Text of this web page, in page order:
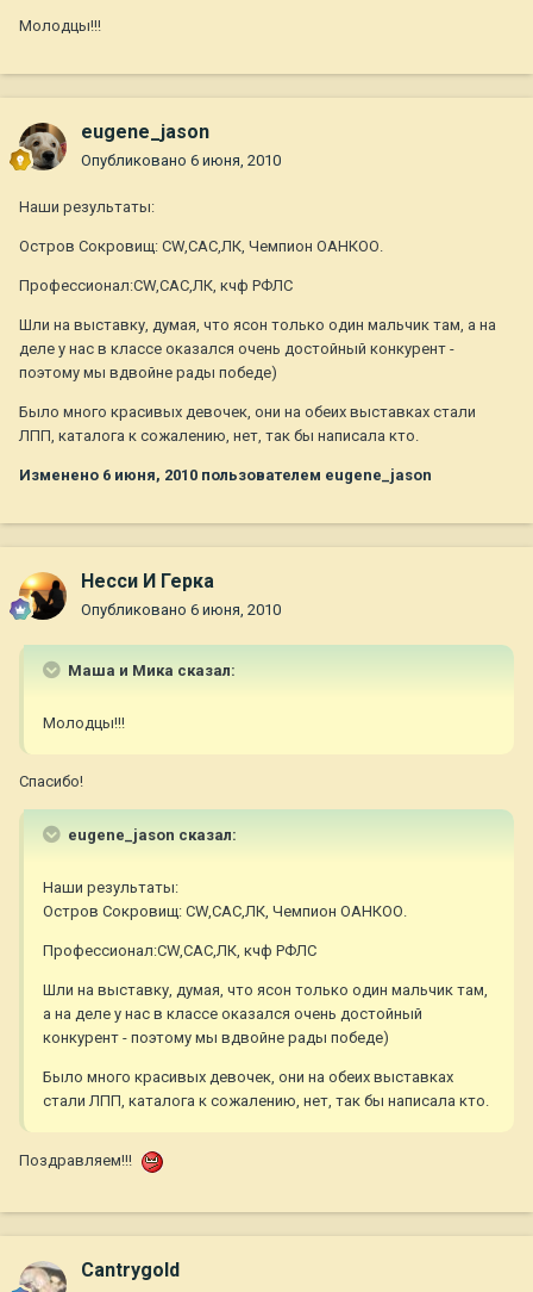
Молодцы!!!
eugene_jason
Опубликовано 6 июня, 2010
Наши результаты:
Остров Сокровищ: CW,САС,ЛК, Чемпион ОАНКОО.
Профессионал:CW,САС,ЛК, кчф РФЛС
Шли на выставку, думая, что ясон только один мальчик там, а на
деле у нас в классе оказался очень достойный конкурент -
поэтому мы вдвойне рады победе)
Было много красивых девочек, они на обеих выставках стали
ЛПП, каталога к сожалению, нет, так бы написала кто.
Изменено 6 июня, 2010 пользователем eugene_jason
Несси И Герка
Опубликовано 6 июня, 2010
Маша и Мика сказал:
Молодцы!!!
Спасибо!
eugene_jason сказал:
Наши результаты:
Остров Сокровищ: CW,САС,ЛК, Чемпион ОАНКОО.
Профессионал:CW,САС,ЛК, кчф РФЛС
Шли на выставку, думая, что ясон только один мальчик там,
а на деле у нас в классе оказался очень достойный
конкурент - поэтому мы вдвойне рады победе)
Было много красивых девочек, они на обеих выставках
стали ЛПП, каталога к сожалению, нет, так бы написала кто.
Поздравляем!!!
Cantrygold